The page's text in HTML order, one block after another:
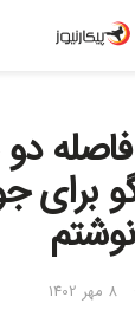
دو
برای
8 مهر 1402